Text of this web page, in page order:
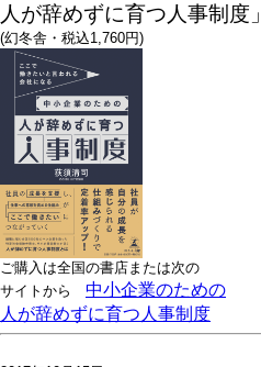
人が辞めずに育つ人事制度」
(幻冬舎・税込1,760円)
ご購入は全国の書店または次の
サイトから 中小企業のための
人が辞めずに育つ人事制度